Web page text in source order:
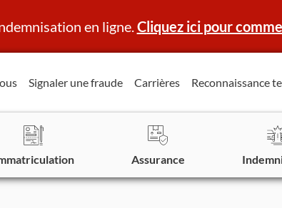
en ligne.Cliquez ici pour
Signaler une fraude Carrières Reconnaissance
Assurance